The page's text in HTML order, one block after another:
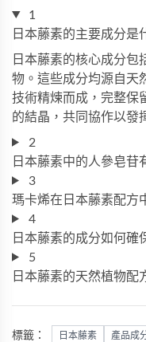
1
日本藤素的主要成分是
日本藤素的核心成分包
物。這些成分均源自天
技術精煉而成，完整保
的結晶，共同協作以發
2
日本藤素中的人參皂苷
3
瑪卡烯在日本藤素配方
4
日本藤素的成分如何確
5
日本藤素的天然植物配
標籤： 日本藤素 產品成